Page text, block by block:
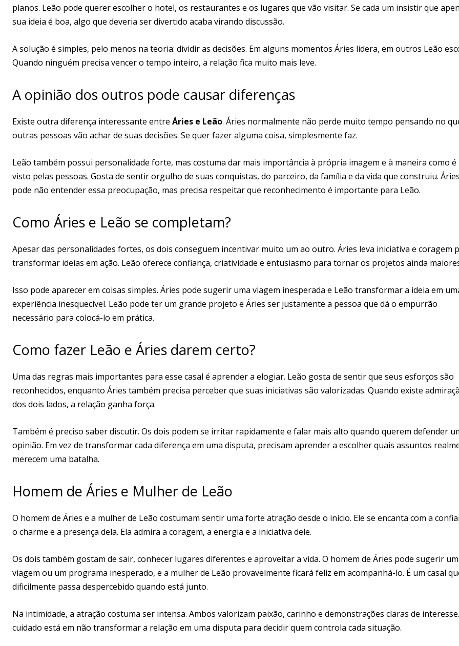
planos. Leão pode querer escolher o hotel, os restaurantes e os lugares que vão visitar. Se cada um insistir que
sua ideia é boa, algo que deveria ser divertido acaba virando discussão.
A solução é simples, pelo menos na teoria: dividir as decisões. Em alguns momentos Áries lidera, em outros Leão
Quando ninguém precisa vencer o tempo inteiro, a relação fica muito mais leve.
A opinião dos outros pode causar diferenças
Existe outra diferença interessante entre Áries e Leão. Áries normalmente não perde muito tempo pensando no
outras pessoas vão achar de suas decisões. Se quer fazer alguma coisa, simplesmente faz.
Leão também possui personalidade forte, mas costuma dar mais importância à própria imagem e à maneira como é
visto pelas pessoas. Gosta de sentir orgulho de suas conquistas, do parceiro, da família e da vida que construiu.
pode não entender essa preocupação, mas precisa respeitar que reconhecimento é importante para Leão.
Como Áries e Leão se completam?
Apesar das personalidades fortes, os dois conseguem incentivar muito um ao outro. Áries leva iniciativa e coragem
transformar ideias em ação. Leão oferece confiança, criatividade e entusiasmo para tornar os projetos ainda
Isso pode aparecer em coisas simples. Áries pode sugerir uma viagem inesperada e Leão transformar a ideia em
experiência inesquecível. Leão pode ter um grande projeto e Áries ser justamente a pessoa que dá o empurrão
necessário para colocá-lo em prática.
Como fazer Leão e Áries darem certo?
Uma das regras mais importantes para esse casal é aprender a elogiar. Leão gosta de sentir que seus esforços são
reconhecidos, enquanto Áries também precisa perceber que suas iniciativas são valorizadas. Quando existe
dos dois lados, a relação ganha força.
Também é preciso saber discutir. Os dois podem se irritar rapidamente e falar mais alto quando querem defender
opinião. Em vez de transformar cada diferença em uma disputa, precisam aprender a escolher quais assuntos
merecem uma batalha.
Homem de Áries e Mulher de Leão
O homem de Áries e a mulher de Leão costumam sentir uma forte atração desde o início. Ele se encanta com a
o charme e a presença dela. Ela admira a coragem, a energia e a iniciativa dele.
Os dois também gostam de sair, conhecer lugares diferentes e aproveitar a vida. O homem de Áries pode sugerir
viagem ou um programa inesperado, e a mulher de Leão provavelmente ficará feliz em acompanhá-lo. É um casal
dificilmente passa despercebido quando está junto.
Na intimidade, a atração costuma ser intensa. Ambos valorizam paixão, carinho e demonstrações claras de
cuidado está em não transformar a relação em uma disputa para decidir quem controla cada situação.